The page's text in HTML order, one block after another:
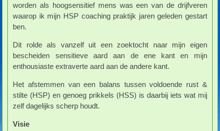
worden als hoogsensitief mens was een van de drijfveren
waarop ik mijn HSP coaching praktijk jaren geleden gestart
ben.
Dit rolde als vanzelf uit een zoektocht naar mijn eigen
bescheiden sensitieve aard aan de ene kant en mijn
enthousiaste extraverte aard aan de andere kant.
Het afstemmen van een balans tussen voldoende rust &
stilte (HSP) en genoeg prikkels (HSS) is daarbij iets wat mij
zelf dagelijks scherp houdt.
Visie